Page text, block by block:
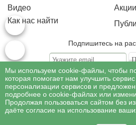
Видео
Акции
Как нас найти
Подпишитесь на
Подписываясь на рассылку, Вы соглашаетесь c
персональных
©Профессиональная
Все права на материалы сайта
Мы используем cookie-файлы, чтобы
которая помогает нам улучшить
персонализации сервисов и
подробнее о cookie-файлах или
Продолжая пользоваться сайтом без
даёте согласие на использование